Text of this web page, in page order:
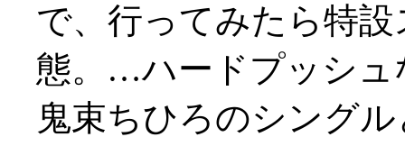
で、行ってみたら特
態。…ハードプッシュ
鬼束ちひろのシング